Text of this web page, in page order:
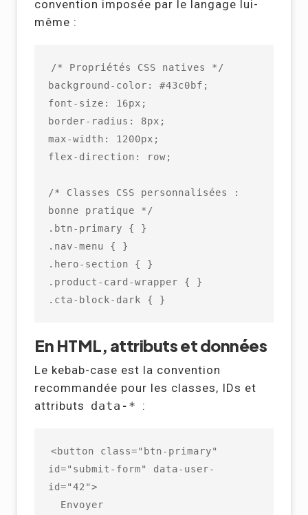
convention imposée par le langage lui-
même :
/* Propriétés CSS natives */
background-color: #43c0bf;
font-size: 16px;
border-radius: 8px;
max-width: 1200px;
flex-direction: row;
/* Classes CSS personnalisées :
bonne pratique */
.btn-primary { }
.nav-menu { }
.hero-section { }
.product-card-wrapper { }
.cta-block-dark { }
En HTML, attributs et données
Le kebab-case est la convention
recommandée pour les classes, IDs et
attributs data-* :
<button class="btn-primary"
id="submit-form" data-user-
id="42">